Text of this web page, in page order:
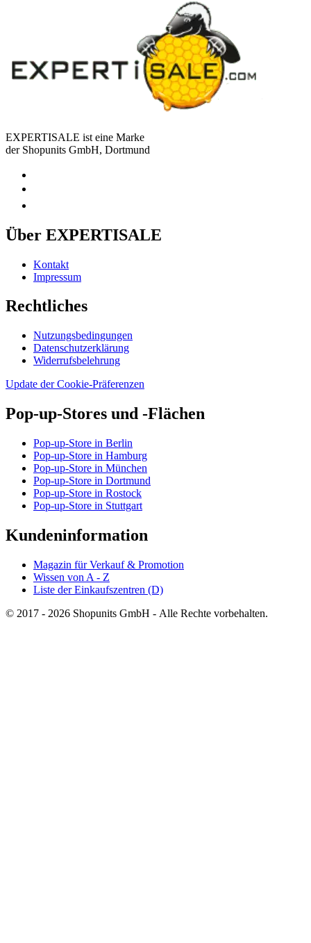
EXPERTISALE ist eine Marke
der Shopunits GmbH, Dortmund
Über EXPERTISALE
Kontakt
Impressum
Rechtliches
Nutzungsbedingungen
Datenschutzerklärung
Widerrufsbelehrung
Update der Cookie-Präferenzen
Pop-up-Stores und -Flächen
Pop-up-Store in Berlin
Pop-up-Store in Hamburg
Pop-up-Store in München
Pop-up-Store in Dortmund
Pop-up-Store in Rostock
Pop-up-Store in Stuttgart
Kundeninformation
Magazin für Verkauf & Promotion
Wissen von A - Z
Liste der Einkaufszentren (D)
© 2017 - 2026 Shopunits GmbH - Alle Rechte vorbehalten.